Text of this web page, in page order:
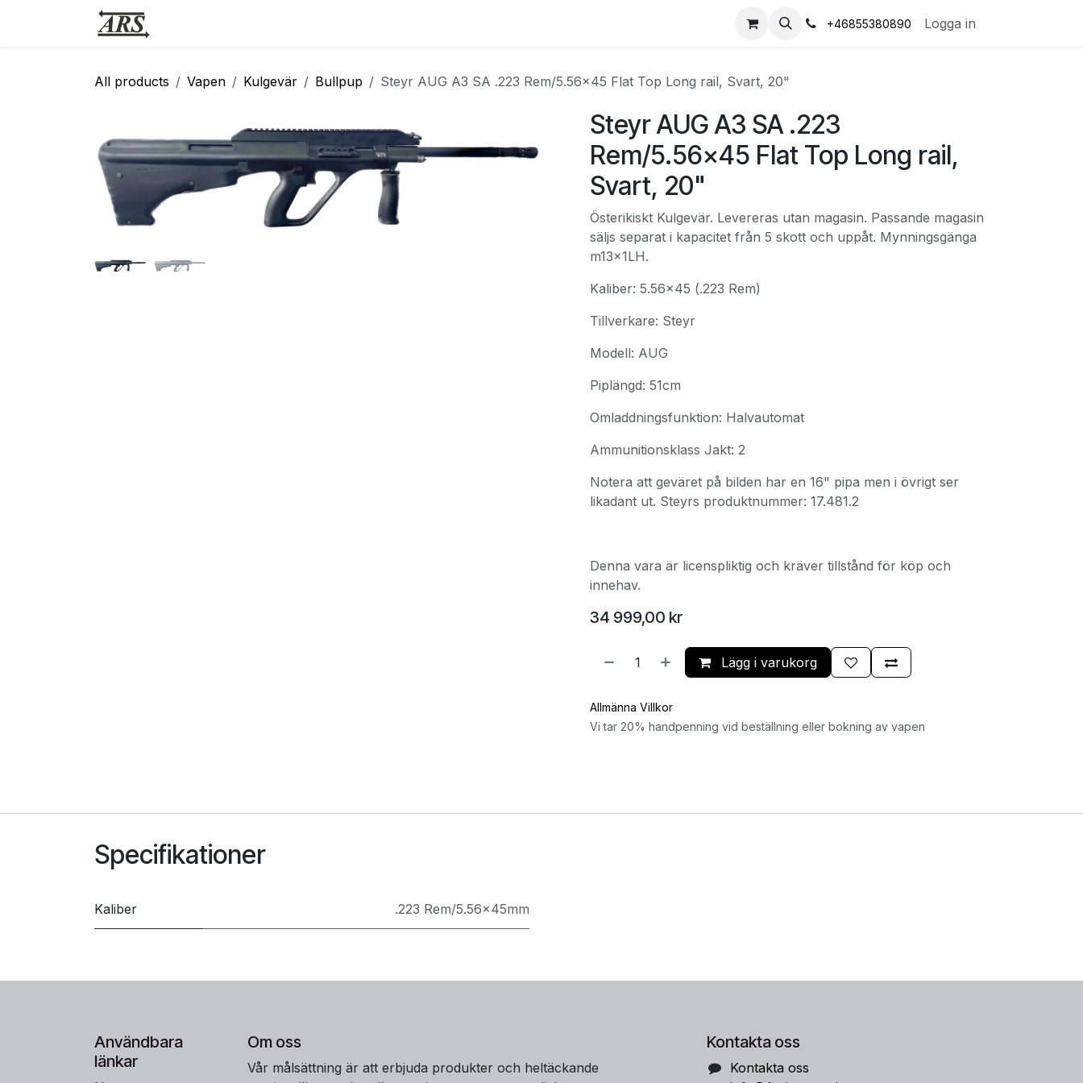
Hoppa till innehåll
+46855380890 Logga in
All products Vapen Kulgevär Bullpup Steyr AUG A3 SA .223 Rem/5.56x45 Flat Top Long rail, Svart, 20"
Steyr AUG A3 SA .223
Rem/5.56x45 Flat Top Long rail,
Svart, 20"
Österikiskt Kulgevär. Levereras utan magasin. Passande magasin
säljs separat i kapacitet från 5 skott och uppåt. Mynningsgänga
m13x1LH.
Kaliber: 5.56x45 (.223 Rem)
Tillverkare: Steyr
Modell: AUG
Piplängd: 51cm
Omladdningsfunktion: Halvautomat
Ammunitionsklass Jakt: 2
Notera att geväret på bilden har en 16" pipa men i övrigt ser
likadant ut. Steyrs produktnummer: 17.481.2
Denna vara är licenspliktig och kräver tillstånd för köp och
innehav.
34 999,00 kr
Lägg i varukorg
Allmänna Villkor
Vi tar 20% handpenning vid beställning eller bokning av vapen
Specifikationer
Kaliber .223 Rem/5.56x45mm
Användbara
länkar
Om oss
Vår målsättning är att erbjuda produkter och heltäckande
Kontakta oss
Kontakta oss